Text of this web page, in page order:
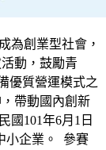
為創業型社會，
動，鼓勵青
優質營運模式之
帶動國內創新
國101年6月1日
小企業。 參賽